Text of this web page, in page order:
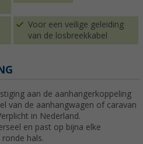
Voor een veilige geleiding
van de losbreekkabel
aan de aanhangerkoppeling
van de aanhangwagen of caravan
in Nederland.
en past op bijna elke
hals.